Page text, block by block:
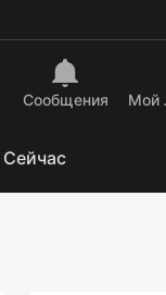
Сообщения Mой